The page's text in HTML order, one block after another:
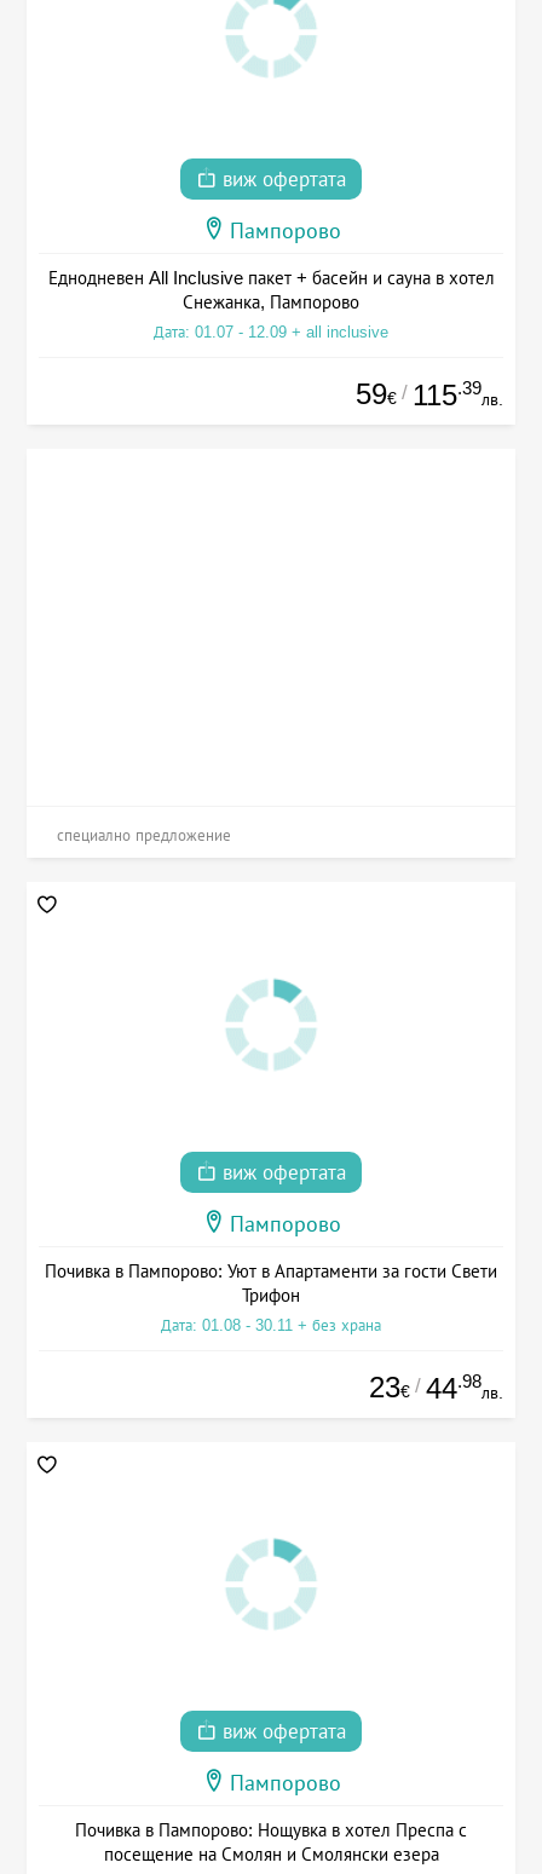
виж офертата
Пампорово
Еднодневен All Inclusive пакет + басейн и сауна в хотел
Снежанка, Пампорово
Дата: 01.07 - 12.09 + all inclusive
59€ / 115.39
лв.
специално предложение
виж офертата
Пампорово
Почивка в Пампорово: Уют в Апартаменти за гости Свети
Трифон
Дата: 01.08 - 30.11 + без храна
23€ / 44.98
лв.
виж офертата
Пампорово
Почивка в Пампорово: Нощувка в хотел Преспа с
посещение на Смолян и Смолянски езера